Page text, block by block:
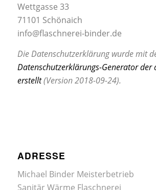
Wettgasse 33
71101 Schönaich
info@flaschnerei-binder.de
Die Datenschutzerklärung wurde mit
Datenschutzerklärungs-Generator der
erstellt(Version 2018-09-24).
ADRESSE
Michael Binder Meisterbetrieb
Sanitär Wärme Flaschnerei